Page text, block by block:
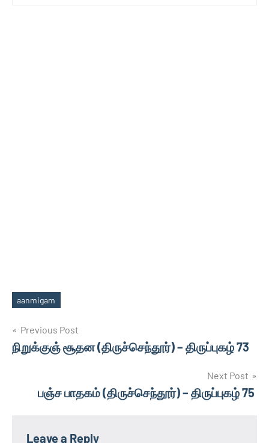
Tags
aanmigam
Post
navigation
Previous Post
நிறுக்குஞ் சூதன (திருச்செந்தூர்) – திருப்புகழ் 73
Next Post
பஞ்ச பாதகம் (திருச்செந்தூர்) – திருப்புகழ் 75
Leave a Reply